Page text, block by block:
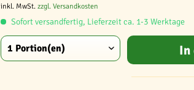
inkl. MwSt. zzgl. Versandkosten
Sofort versandfertig, Lieferzeit ca. 1-3 Werktage
In